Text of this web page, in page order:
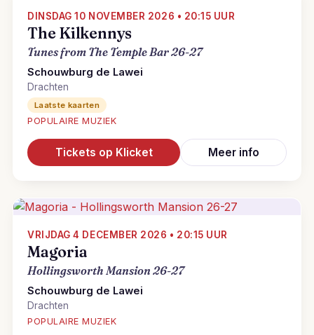
DINSDAG 10 NOVEMBER 2026 • 20:15 UUR
The Kilkennys
Tunes from The Temple Bar 26-27
Schouwburg de Lawei
Drachten
Laatste kaarten
POPULAIRE MUZIEK
Tickets op Klicket Meer info
VRIJDAG 4 DECEMBER 2026 • 20:15 UUR
Magoria
Hollingsworth Mansion 26-27
Schouwburg de Lawei
Drachten
POPULAIRE MUZIEK